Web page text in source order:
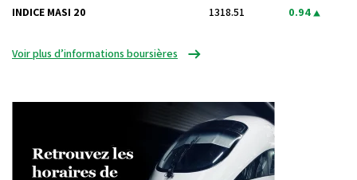
INDICE MASI 20 1318.51 0.94
Voir plus d’informations boursières